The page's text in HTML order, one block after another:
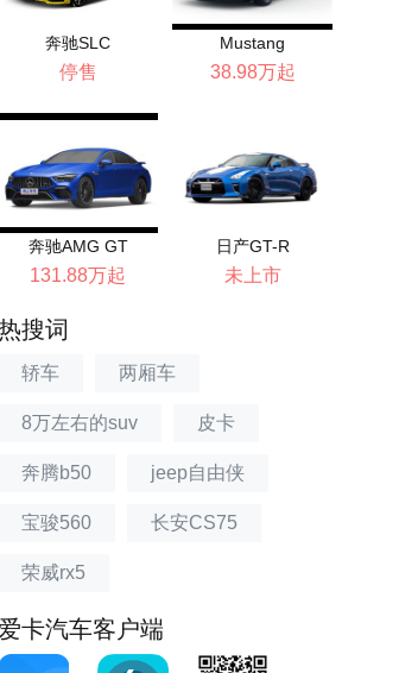
奔驰SLC
停售
Mustang
38.98万起
奔驰AMG GT
131.88万起
日产GT-R
未上市
搜词
轿车 两厢车
8万左右的suv 皮卡
奔腾b50 jeep自由侠
宝骏560 长安CS75
荣威rx5
爱卡汽车客户端